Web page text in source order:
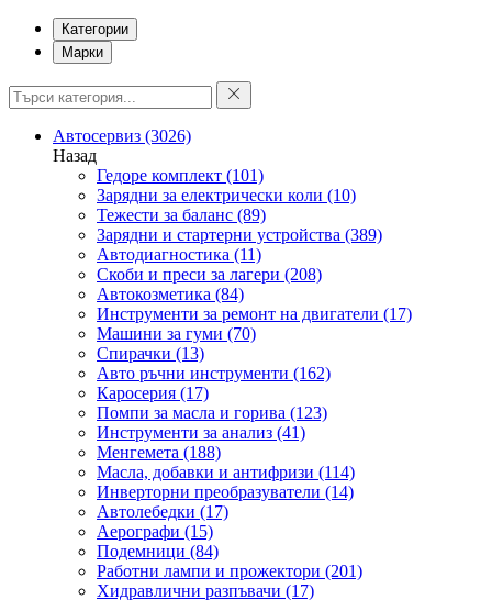
Категории
Марки
Автосервиз (3026)
Назад
Гедоре комплект (101)
Зарядни за електрически коли (10)
Тежести за баланс (89)
Зарядни и стартерни устройства (389)
Автодиагностика (11)
Скоби и преси за лагери (208)
Автокозметика (84)
Инструменти за ремонт на двигатели (17)
Машини за гуми (70)
Спирачки (13)
Авто ръчни инструменти (162)
Каросерия (17)
Помпи за масла и горива (123)
Инструменти за анализ (41)
Менгемета (188)
Масла, добавки и антифризи (114)
Инверторни преобразуватели (14)
Автолебедки (17)
Аерографи (15)
Подемници (84)
Работни лампи и прожектори (201)
Хидравлични разпъвачи (17)